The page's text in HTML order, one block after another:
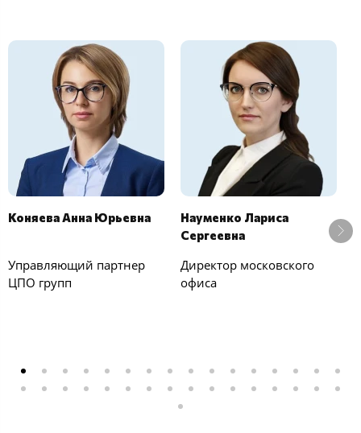
Коняева Анна Юрьевна
Управляющий партнер
ЦПО групп
Науменко Лариса
Сергеевна
Директор московского
офиса